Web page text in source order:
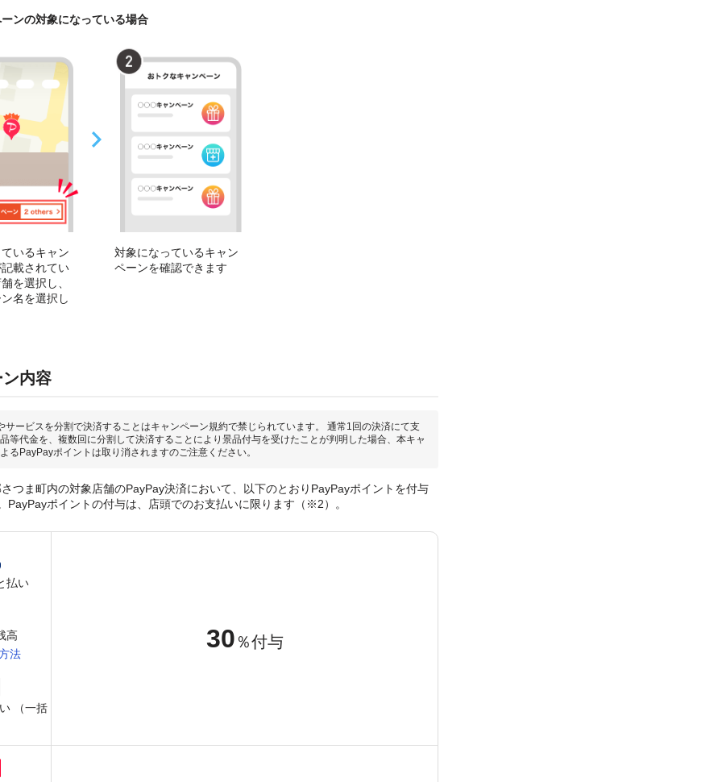
ンの対象になっている場合
いるキャン
載されてい
を選択し、
名を選択し
対象になっているキャン
ペーンを確認できます
内容
サービスを分割で決済することはキャンペーン規約で禁じられています。 通常1回の決済にて支
等代金を、複数回に分割して決済することにより景品付与を受けたことが判明した場合、本キャ
るPayPayポイントは取り消されますのご注意ください。
つま町内の対象店舗のPayPay決済において、以下のとおりPayPayポイントを付与
PayPayポイントの付与は、店頭でのお支払いに限ります（※2）。
払い
高
法
（一括
30 ％付与